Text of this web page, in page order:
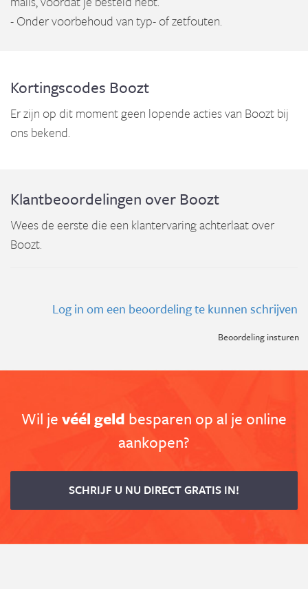
- Onder voorbehoud van typ- of zetfouten.
Kortingscodes Boozt
Er zijn op dit moment geen lopende acties van Boozt bij
ons bekend.
Klantbeoordelingen over Boozt
Wees de eerste die een klantervaring achterlaat over
Boozt.
Log in om een beoordeling te kunnen schrijven
Beoordeling insturen
Wil jevéél geld besparen op al je online
aankopen?
SCHRIJF U NU DIRECT GRATIS IN!